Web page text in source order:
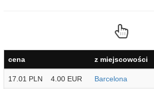
cena z miejscowości
17.01 PLN 4.00 EUR Barcelona